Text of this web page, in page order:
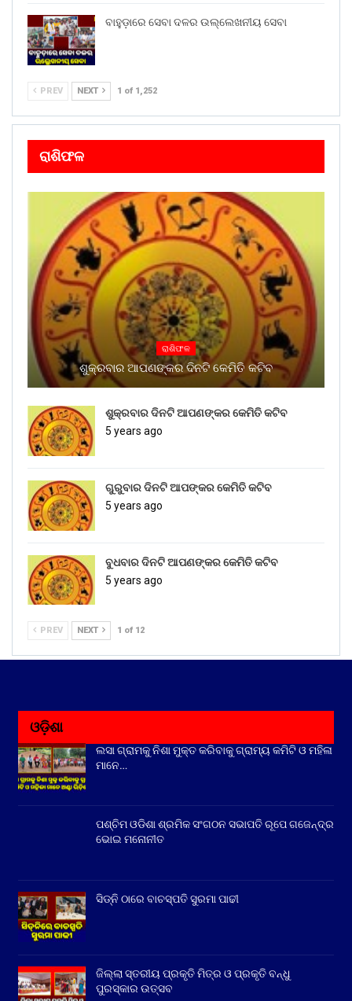
ବାହୁଡ଼ାରେ ସେବା ଦଳର ଉଲ୍ଲେଖନୀୟ ସେବା
PREV NEXT 1 of 1,252
ରାଶିଫଳ
ରାଶିଫଳ
ଶୁକ୍ରବାର ଆପଣଙ୍କର ଦିନଟି କେମିତି କଟିବ
ଶୁକ୍ରବାର ଦିନଟି ଆପଣଙ୍କର କେମିତି କଟିବ
5 years ago
ଗୁରୁବାର ଦିନଟି ଆପଙ୍କର କେମିତି କଟିବ
5 years ago
ବୁଧବାର ଦିନଟି ଆପଣଙ୍କର କେମିତି କଟିବ
5 years ago
PREV NEXT 1 of 12
ଓଡ଼ିଶା
ଲସା ଗ୍ରାମକୁ ନିଶା ମୁକ୍ତ କରିବାକୁ ଗ୍ରାମ୍ୟ କମିଟି ଓ ମହିଳା
ମାନେ…
ପଶ୍ଚିମ ଓଡିଶା ଶ୍ରମିକ ସଂଗଠନ ସଭାପତି ରୂପେ ଗଜେନ୍ଦ୍ର
ଭୋଇ ମନୋନୀତ
ସିଡ୍‌ନି ଠାରେ ବାଚସ୍ପତି ସୁରମା ପାଢୀ
ଜିଲ୍ଲା ସ୍ତରୀୟ ପ୍ରକୃତି ମିତ୍ର ଓ ପ୍ରକୃତି ବନ୍ଧୁ
ପୁରସ୍କାର ଉତ୍ସବ